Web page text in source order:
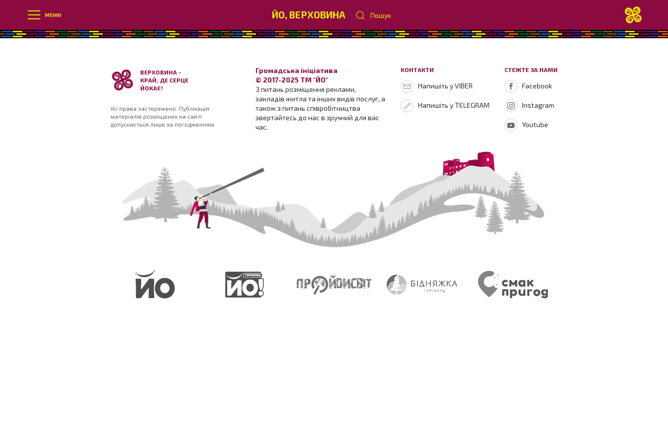
МЕНЮ ЙО, ВЕРХОВИНА Пошук
ВЕРХОВИНА -
КРАЙ, ДЕ СЕРЦЕ
ЙОКАЄ!
Усі права застережено. Публікація
матеріалів розміщених на сайті
допускається лише за погодженням.
Громадська ініціатива
© 2017-2025 ТМ "ЙО"
З питань розміщення реклами,
закладів житла та інших видів послуг, а
також з питань співробітництва
звертайтесь до нас в зручний для вас
час.
КОНТАКТИ
Напишіть у VIBER
Напишіть у TELEGRAM
СТЕЖТЕ ЗА НАМИ
Facebook
Instagram
Youtube